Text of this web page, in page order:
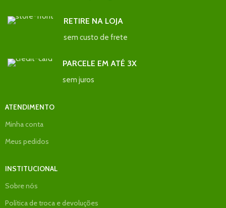
RETIRE NA LOJA
sem custo de frete
PARCELE EM ATÉ 3X
sem juros
ATENDIMENTO
Minha conta
Meus pedidos
INSTITUCIONAL
Sobre nós
Política de troca e devoluções